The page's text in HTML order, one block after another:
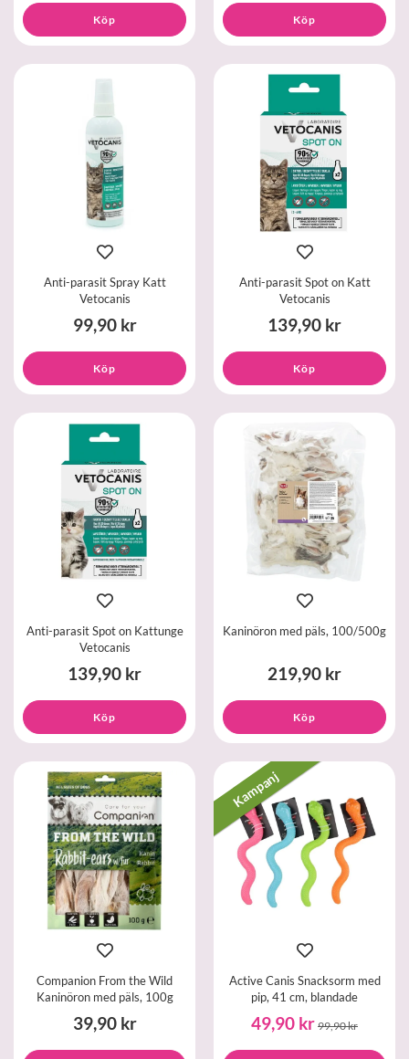
Köp Köp
Anti-parasit Spray Katt
Vetocanis
99,90 kr
Köp
Anti-parasit Spot on Katt
Vetocanis
139,90 kr
Köp
Anti-parasit Spot on Kattunge
Vetocanis
139,90 kr
Köp
Kaninöron med päls, 100/500g
219,90 kr
Köp
Companion From the Wild
Kaninöron med päls, 100g
39,90 kr
Kampanj
Active Canis Snacksorm med
pip, 41 cm, blandade
49,90 kr 99,90 kr